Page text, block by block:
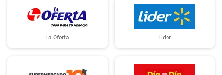
La Oferta Lider